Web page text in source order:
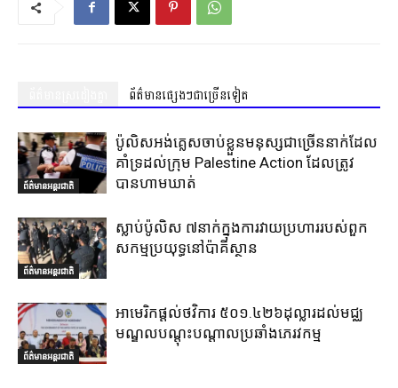
ព័ត៌មានផ្សេងៗជាច្រើនទៀត
ព័ត៌មានអន្តរជាតិ
ប៉ូលិសអង់គ្លេសចាប់ខ្លួនមនុស្សជាច្រើននាក់ដែល
គាំទ្រដល់ក្រុម Palestine Action ដែលត្រូវ
បានហាមឃាត់
ព័ត៌មានអន្តរជាតិ
ស្លាប់ប៉ូលិស ៧នាក់ក្នុងការវាយប្រហាររបស់ពួក
សកម្មប្រយុទ្ធនៅប៉ាគីស្ថាន
ព័ត៌មានអន្តរជាតិ
អាមេរិកផ្តល់ថវិការ ៥០១.៤២៦ដុល្លារដល់មជ្ឈ
មណ្ឌលបណ្តុះបណ្តាលប្រឆាំងភេរវកម្ម